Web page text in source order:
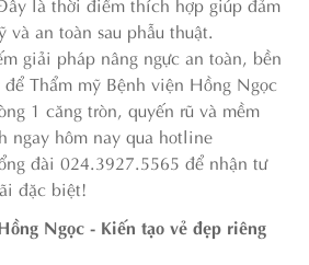
và an toàn sau phẫu thuật.
giải pháp nâng ngực an toàn, bền
Thẩm mỹ Bệnh viện Hồng Ngọc
1 căng tròn, quyến rũ và mềm
hôm nay qua hotline
đài 024.3927.5565 để nhận tư
đặc biệt!
Ngọc - Kiến tạo vẻ đẹp riêng